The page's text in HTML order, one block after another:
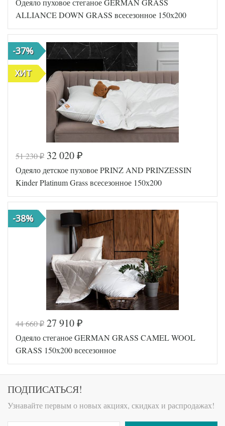
Артикул
GG-41131
Ширина х
Длина
150х200 (1,5-
сп)
Сезонность
Всесезонное
Наполнитель
Гусиный пух
Ткань
Сатин
пуходержащий
Производитель
German Grass
(Австрия)
Код товара
Артикул
GG-32130
Ширина х
Длина
150х200 (1,5-
сп)
Сезонность
Всесезонное
Наполнитель
Гусиный пух
Ткань
Мако-сатин
пуходержащий
German Grass
(Австрия)
Одеяло пуховое стеганое GERMAN GRASS
ALLIANCE DOWN GRASS всесезонное 150х200
-37%
ХИТ
Код товара
577-306
Артикул
GG-41230
Ткань
Сатин
Производитель Prinzessin
(Австрия)
51 230₽ 32 020 ₽
Одеяло детское пуховое PRINZ AND PRINZESSIN
Kinder Platinum Grass всесезонное 150х200
-38%
44 660₽ 27 910 ₽
Одеяло стеганое GERMAN GRASS CAMEL WOOL
GRASS 150x200 всесезонное
ПОДПИСАТЬСЯ!
Узнавайте первым о новых акциях, скидках и распродажах!